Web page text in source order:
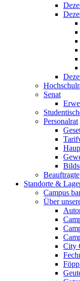
Senat
Personalrat
Beauftragte
Standorte &
Campus
Über
City